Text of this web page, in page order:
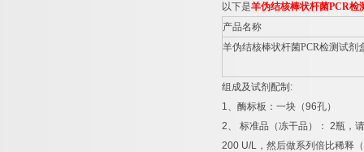
以下是羊伪结核棒状杆菌PCR检
产品名称
羊伪结核棒状杆菌PCR检测试剂
组成及试剂配制 :
1、酶标板：一块（96孔）
2、 标准品（冻干品）： 2瓶，
200 U/L ，然后做系列倍比稀释